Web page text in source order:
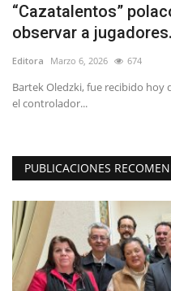
“Cazatalentos”
observar a
Editora Marzo 6, 2026 674
Bartek Oledzki, fue recibido hoy
el controlador...
PUBLICACIONES